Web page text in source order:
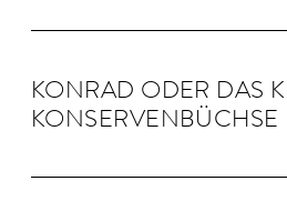
KON­RAD ODER DAS
KON­SER­VEN­BÜCHSE